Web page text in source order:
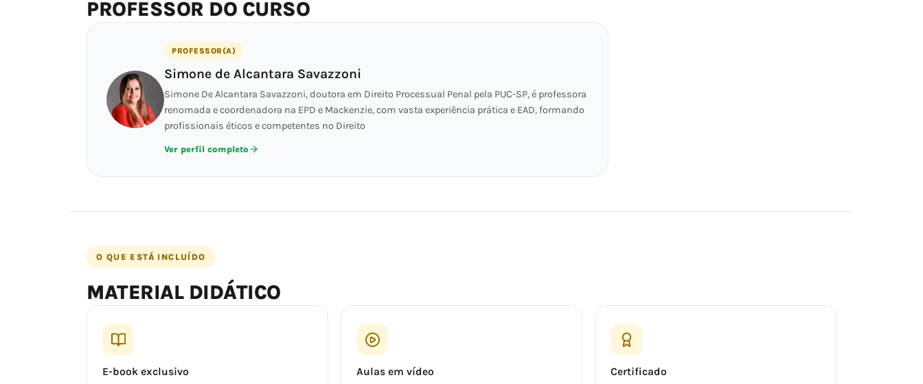
PROFESSOR DO CURSO
PROFESSOR(A)
Simone de Alcantara Savazzoni
Simone De Alcantara Savazzoni, doutora em Direito Processual Penal pela PUC-SP, é professora
renomada e coordenadora na EPD e Mackenzie, com vasta experiência prática e EAD, formando
profissionais éticos e competentes no Direito
Ver perfil completo
O QUE ESTÁ INCLUÍDO
MATERIAL DIDÁTICO
E-book exclusivo Aulas em vídeo Certificado